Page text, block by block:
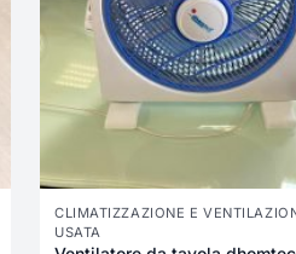
CLIMATIZZAZIONE E
USATA